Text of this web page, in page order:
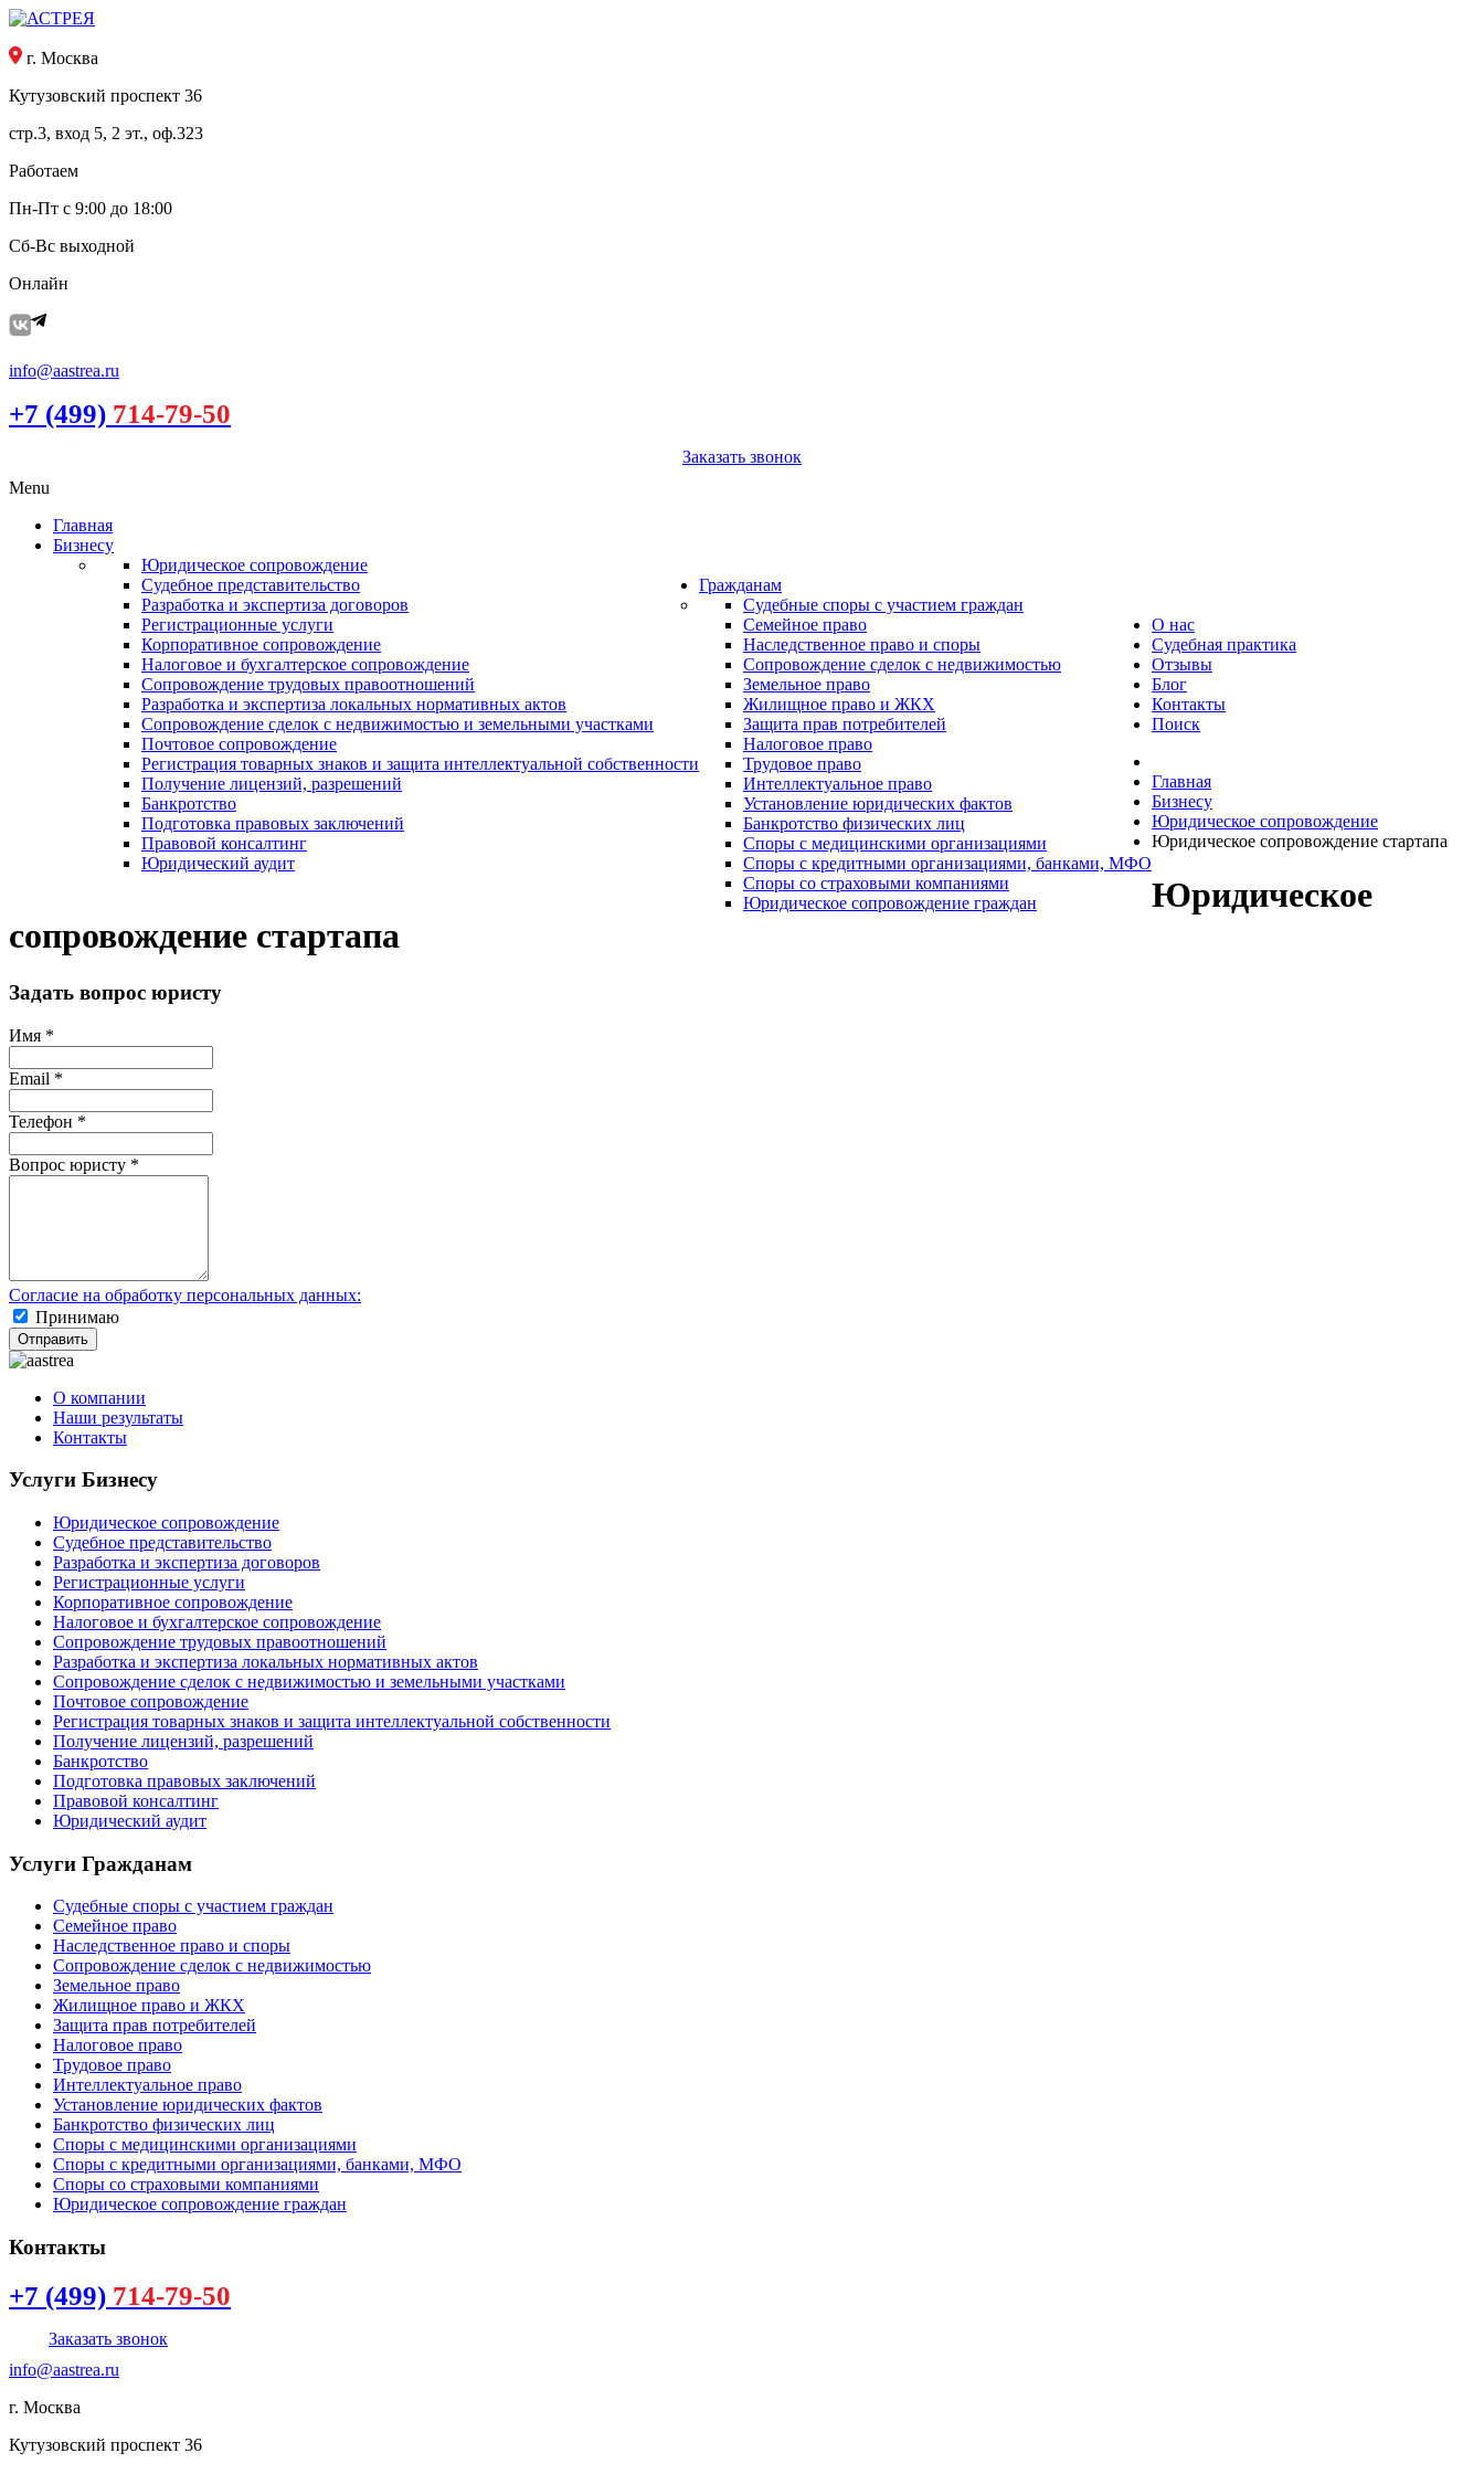
г. Москва
Кутузовский проспект 36
стр.3, вход 5, 2 эт., оф.323
Работаем
Пн-Пт с 9:00 до 18:00
Сб-Вс выходной
Онлайн
info@aastrea.ru
+7 (499) 714-79-50
Заказать звонок
Menu
Главная
Бизнесу
Юридическое сопровождение
Судебное представительство
Разработка и экспертиза договоров
Регистрационные услуги
Корпоративное сопровождение
Налоговое и бухгалтерское сопровождение
Сопровождение трудовых правоотношений
Разработка и экспертиза локальных нормативных актов
Сопровождение сделок с недвижимостью и земельными участками
Почтовое сопровождение
Регистрация товарных знаков и защита интеллектуальной собственности
Получение лицензий, разрешений
Банкротство
Подготовка правовых заключений
Правовой консалтинг
Юридический аудит
Гражданам
Судебные споры с участием граждан
Семейное право
Наследственное право и споры
Сопровождение сделок с недвижимостью
Земельное право
Жилищное право и ЖКХ
Защита прав потребителей
Налоговое право
Трудовое право
Интеллектуальное право
Установление юридических фактов
Банкротство физических лиц
Споры с медицинскими организациями
Споры с кредитными организациями, банками, МФО
Споры со страховыми компаниями
Юридическое сопровождение граждан
О нас
Судебная практика
Отзывы
Блог
Контакты
Поиск
Главная
Бизнесу
Юридическое сопровождение
Юридическое сопровождение стартапа
Юридическое
сопровождение стартапа
Задать вопрос юристу
Имя *
Email *
Телефон *
Вопрос юристу *
Согласие на обработку персональных данных:
Принимаю
Отправить
О компании
Наши результаты
Контакты
Услуги Бизнесу
Юридическое сопровождение
Судебное представительство
Разработка и экспертиза договоров
Регистрационные услуги
Корпоративное сопровождение
Налоговое и бухгалтерское сопровождение
Сопровождение трудовых правоотношений
Разработка и экспертиза локальных нормативных актов
Сопровождение сделок с недвижимостью и земельными участками
Почтовое сопровождение
Регистрация товарных знаков и защита интеллектуальной собственности
Получение лицензий, разрешений
Банкротство
Подготовка правовых заключений
Правовой консалтинг
Юридический аудит
Услуги Гражданам
Судебные споры с участием граждан
Семейное право
Наследственное право и споры
Сопровождение сделок с недвижимостью
Земельное право
Жилищное право и ЖКХ
Защита прав потребителей
Налоговое право
Трудовое право
Интеллектуальное право
Установление юридических фактов
Банкротство физических лиц
Споры с медицинскими организациями
Споры с кредитными организациями, банками, МФО
Споры со страховыми компаниями
Юридическое сопровождение граждан
Контакты
+7 (499) 714-79-50
Заказать звонок
info@aastrea.ru
г. Москва
Кутузовский проспект 36